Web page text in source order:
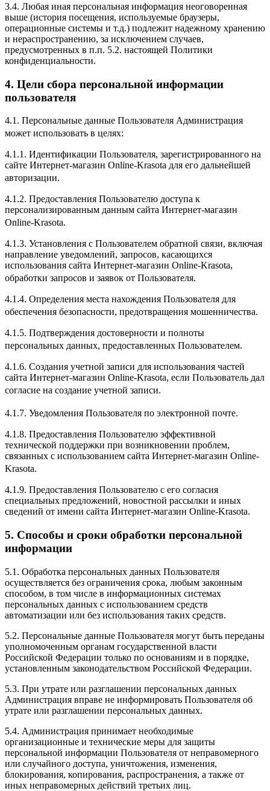
3.4. Любая иная персональная информация неоговоренная
выше (история посещения, используемые браузеры,
операционные системы и т.д.) подлежит надежному хранению
и нераспространению, за исключением случаев,
предусмотренных в п.п. 5.2. настоящей Политики
конфиденциальности.
4. Цели сбора персональной информации
пользователя
4.1. Персональные данные Пользователя Администрация
может использовать в целях:
4.1.1. Идентификации Пользователя, зарегистрированного на
сайте Интернет-магазин Online-Krasota для его дальнейшей
авторизации.
4.1.2. Предоставления Пользователю доступа к
персонализированным данным сайта Интернет-магазин
Online-Krasota.
4.1.3. Установления с Пользователем обратной связи, включая
направление уведомлений, запросов, касающихся
использования сайта Интернет-магазин Online-Krasota,
обработки запросов и заявок от Пользователя.
4.1.4. Определения места нахождения Пользователя для
обеспечения безопасности, предотвращения мошенничества.
4.1.5. Подтверждения достоверности и полноты
персональных данных, предоставленных Пользователем.
4.1.6. Создания учетной записи для использования частей
сайта Интернет-магазин Online-Krasota, если Пользователь дал
согласие на создание учетной записи.
4.1.7. Уведомления Пользователя по электронной почте.
4.1.8. Предоставления Пользователю эффективной
технической поддержки при возникновении проблем,
связанных с использованием сайта Интернет-магазин Online-
Krasota.
4.1.9. Предоставления Пользователю с его согласия
специальных предложений, новостной рассылки и иных
сведений от имени сайта Интернет-магазин Online-Krasota.
5. Способы и сроки обработки персональной
информации
5.1. Обработка персональных данных Пользователя
осуществляется без ограничения срока, любым законным
способом, в том числе в информационных системах
персональных данных с использованием средств
автоматизации или без использования таких средств.
5.2. Персональные данные Пользователя могут быть переданы
уполномоченным органам государственной власти
Российской Федерации только по основаниям и в порядке,
установленным законодательством Российской Федерации.
5.3. При утрате или разглашении персональных данных
Администрация вправе не информировать Пользователя об
утрате или разглашении персональных данных.
5.4. Администрация принимает необходимые
организационные и технические меры для защиты
персональной информации Пользователя от неправомерного
или случайного доступа, уничтожения, изменения,
блокирования, копирования, распространения, а также от
иных неправомерных действий третьих лиц.